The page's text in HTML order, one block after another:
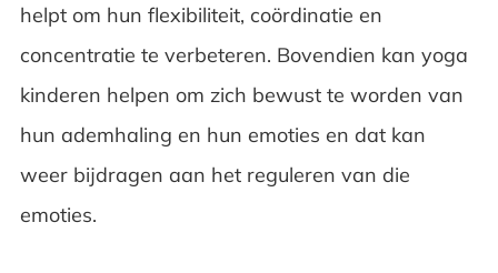
helpt om hun flexibiliteit, coördinatie en
concentratie te verbeteren. Bovendien kan yoga
kinderen helpen om zich bewust te worden van
hun ademhaling en hun emoties en dat kan
weer bijdragen aan het reguleren van die
emoties.